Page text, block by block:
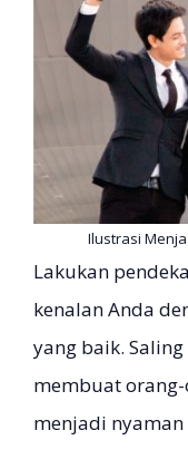
Ilustrasi
Lakukan
kenalan Anda
yang baik.
membuat
menjadi